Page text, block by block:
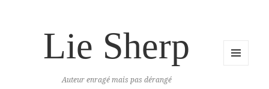
Lie Sherp
Auteur enragé mais pas dérangé